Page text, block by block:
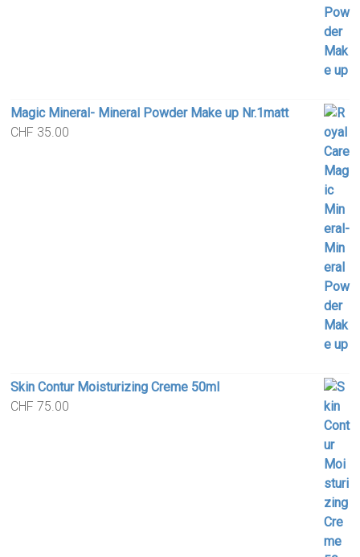
Magic Mineral- Mineral Powder Make up Nr.1matt
CHF 35.00
Skin Contur Moisturizing Creme 50ml
CHF 75.00